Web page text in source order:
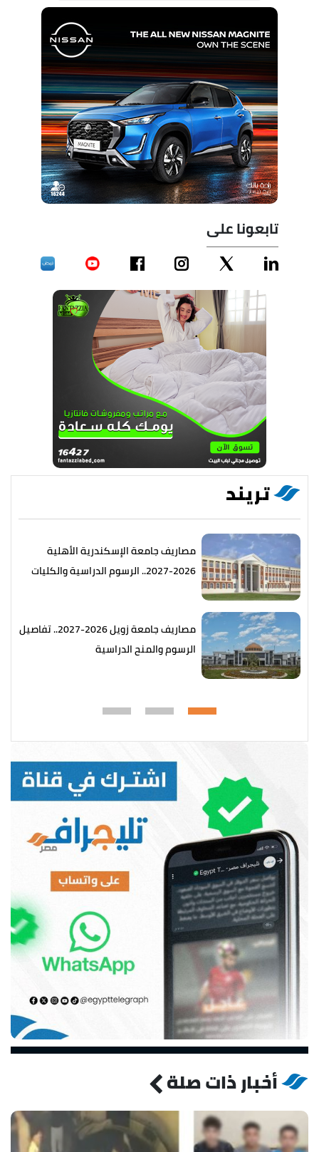
تابعونا على
تريند
مصاريف جامعة الإسكندرية الأهلية
2026-2027.. الرسوم الدراسية والكليات
مصاريف جامعة زويل 2026-2027.. تفاصيل
الرسوم والمنح الدراسية
أخبار ذات صلة